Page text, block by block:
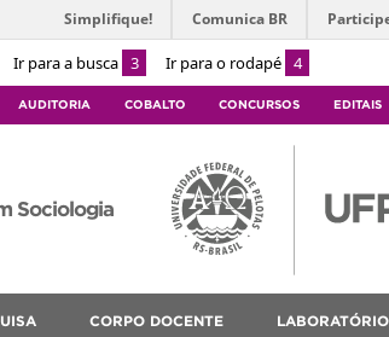
Ir para a busca 3 Ir para o rodapé 4
Simplifique! Comunica BR
AUDITORIA COBALTO CONCURSOS EDITAIS
Sociologia
CORPO DOCENTE